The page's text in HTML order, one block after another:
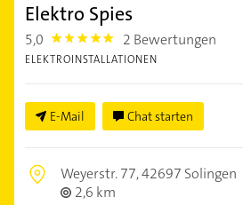
Elektro Spies
5,0 5.0 2 Bewertungen
ELEKTROINSTALLATIONEN
E-Mail Chat starten
Weyerstr. 77,42697 Solingen
2,6 km